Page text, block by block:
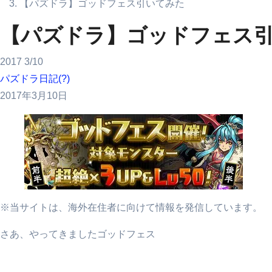
【パズドラ】ゴッドフェス引いてみた
【パズドラ】ゴッドフェス
2017 3/10
パズドラ日記(?)
2017年3月10日
※当サイトは、海外在住者に向けて情報を発信しています。
さあ、やってきましたゴッドフェス